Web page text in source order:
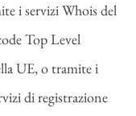
i servizi Whois del
Top Level
UE, o tramite i
di registrazione